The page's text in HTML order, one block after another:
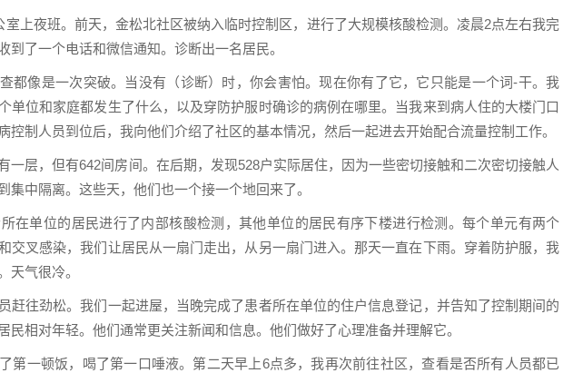
室上夜班。前天，金松北社区被纳入临时控制区，进行了大规模核酸检测。凌晨2点左右我完
到了一个电话和微信通知。诊断出一名居民。
都像是一次突破。当没有（诊断）时，你会害怕。现在你有了它，它只能是一个词-干。我
单位和家庭都发生了什么，以及穿防护服时确诊的病例在哪里。当我来到病人住的大楼门口
控制人员到位后，我向他们介绍了社区的基本情况，然后一起进去开始配合流量控制工作。
一层，但有642间房间。在后期，发现528户实际居住，因为一些密切接触和二次密切接触人
集中隔离。这些天，他们也一个接一个地回来了。
在单位的居民进行了内部核酸检测，其他单位的居民有序下楼进行检测。每个单元有两个
交叉感染，我们让居民从一扇门走出，从另一扇门进入。那天一直在下雨。穿着防护服，我
天气很冷。
赶往劲松。我们一起进屋，当晚完成了患者所在单位的住户信息登记，并告知了控制期间的
民相对年轻。他们通常更关注新闻和信息。他们做好了心理准备并理解它。
第一顿饭，喝了第一口唾液。第二天早上6点多，我再次前往社区，查看是否所有人员都已